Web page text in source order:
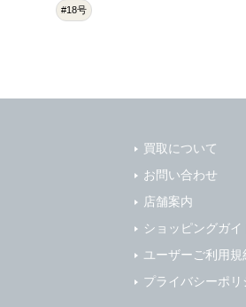
#18号
買取について
お問い合わせ
店舗案内
ショッピングガイ
ユーザーご利用規
プライバシーポリ